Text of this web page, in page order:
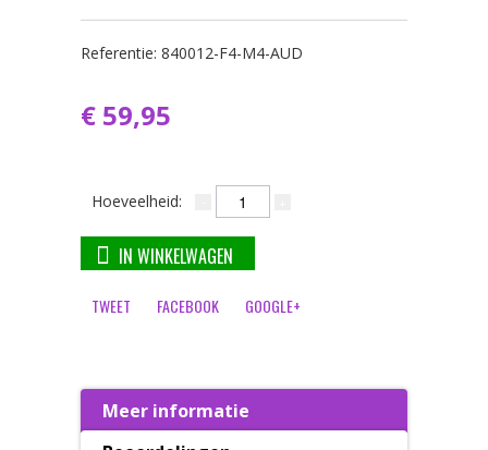
Referentie: 840012-F4-M4-AUD
€ 59,95
Hoeveelheid:
IN WINKELWAGEN
TWEET FACEBOOK GOOGLE+
Meer informatie